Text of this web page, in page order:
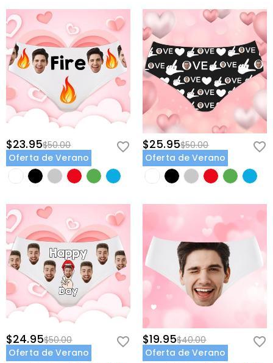
$23.95$50.00
Oferta de Verano
$25.95$50.00
Oferta de Verano
$24.95$50.00
Oferta de Verano
$19.95$40.00
Oferta de Verano